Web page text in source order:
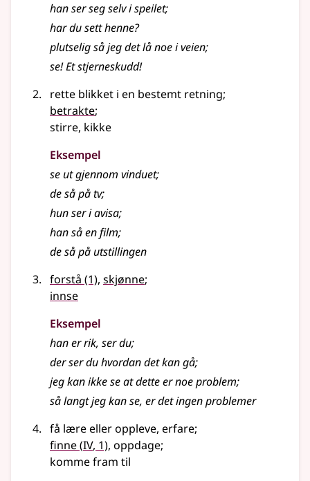
han ser seg selv i speilet;
har du sett henne?
plutselig så jeg det lå noe i veien;
se! Et stjerneskudd!
rette blikket i en bestemt retning;
betrakte;
stirre, kikke
Eksempel
se ut gjennom vinduet;
de så på tv;
hun ser i avisa;
han så en film;
de så på utstillingen
forstå (1), skjønne;
innse
Eksempel
han er rik, ser du;
der ser du hvordan det kan gå;
jeg kan ikke se at dette er noe problem;
så langt jeg kan se, er det ingen problemer
få lære eller oppleve, erfare;
finne(4
IV, 1), oppdage;
komme fram til